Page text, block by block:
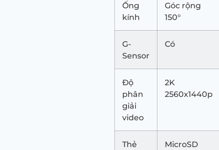
Ống
kính
Góc rộng
150°
G-
Sensor
Có
Độ
phân
giải
video
2K
2560x1440p
Thẻ
MicroSD